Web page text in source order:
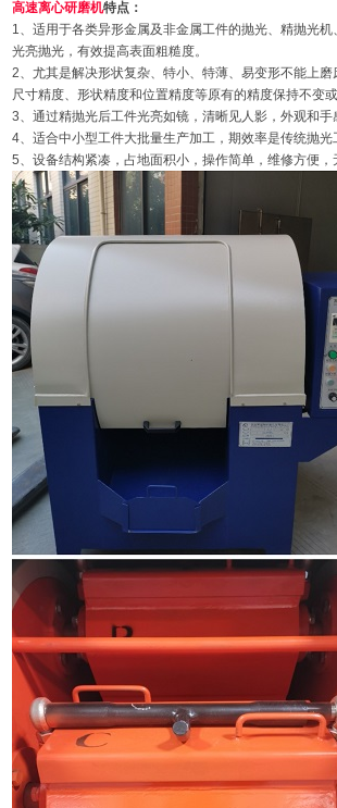
高速离心研磨机特点：
1、适用于各类异形金属及非金属工件的抛光、精抛光机
光亮抛光，有效提高表面粗糙度。
2、尤其是解决形状复杂、特小、特薄、易变形不能上磨
尺寸精度、形状精度和位置精度等原有的精度保持不变
3、通过精抛光后工件光亮如镜，清晰见人影，外观和
4、适合中小型工件大批量生产加工，期效率是传统抛
5、设备结构紧凑，占地面积小，操作简单，维修方便，